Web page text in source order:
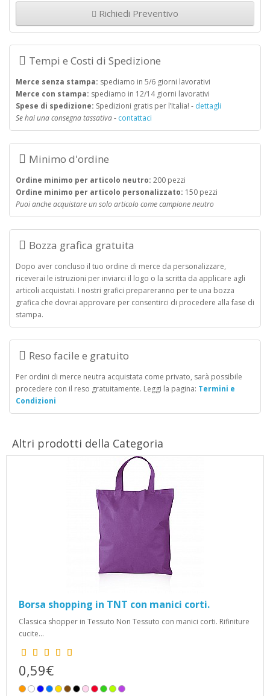
Richiedi Preventivo
Tempi e Costi di Spedizione
Merce senza stampa: spediamo in 5/6 giorni lavorativi
Merce con stampa: spediamo in 12/14 giorni lavorativi
Spese di spedizione: Spedizioni gratis per l’Italia! - dettagli
Se hai una consegna tassativa- contattaci
Minimo d'ordine
Ordine minimo per articolo neutro: 200 pezzi
Ordine minimo per articolo personalizzato: 150 pezzi
Puoi anche acquistare un solo articolo come campione neutro
Bozza grafica gratuita
Dopo aver concluso il tuo ordine di merce da personalizzare,
riceverai le istruzioni per inviarci il logo o la scritta da applicare agli
articoli acquistati. I nostri grafici prepareranno per te una bozza
grafica che dovrai approvare per consentirci di procedere alla fase di
stampa.
Reso facile e gratuito
Per ordini di merce neutra acquistata come privato, sarà possibile
procedere con il reso gratuitamente. Leggi la pagina: Termini e
Condizioni
Altri prodotti della Categoria
Borsa shopping in TNT con manici corti.
Classica shopper in Tessuto Non Tessuto con manici corti. Rifiniture
cucite...
0,59€